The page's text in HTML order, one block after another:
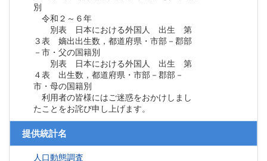
別
令和２～６年
別表 日本における外国人 出生 第
３表 嫡出出生数，都道府県・市部－郡部
－市・父の国籍別
別表 日本における外国人 出生 第
４表 出生数，都道府県・市部－郡部－
市・母の国籍別
利用者の皆様にはご迷惑をおかけしまし
たことをお詫び申し上げます。
提供統計名
人口動態調査